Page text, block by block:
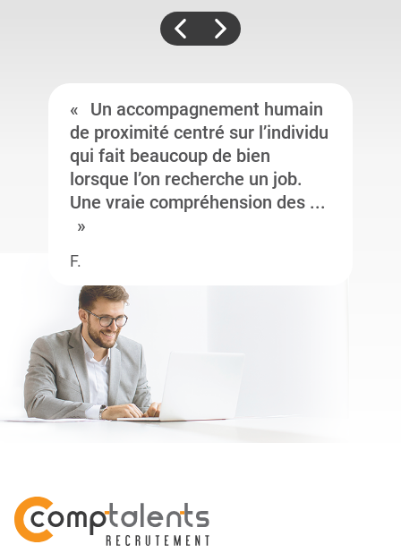
Un accompagnement humain
de proximité centré sur l’individu
qui fait beaucoup de bien
lorsque l’on recherche un job.
Une vraie compréhension des ...
F.